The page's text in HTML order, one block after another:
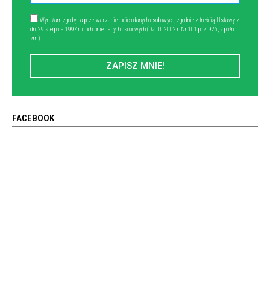
Wyrażam zgodę na przetwarzanie moich danych osobowych, zgodnie z treścią Ustawy z
dn. 29 sierpnia 1997 r. o ochronie danych osobowych (Dz. U. 2002 r. Nr 101 poz. 926, z późn.
zm.).
ZAPISZ MNIE!
FACEBOOK